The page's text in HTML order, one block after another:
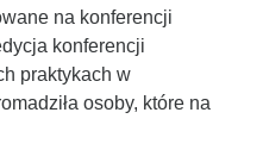
na konferencji
konferencji
praktykach w
osoby, które na